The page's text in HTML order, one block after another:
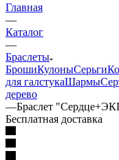
Главная
—
Каталог
—
Браслеты
БрошиКулоныСерьги
для галстукаШармы
дерево
—Браслет
Бесплатная доставка